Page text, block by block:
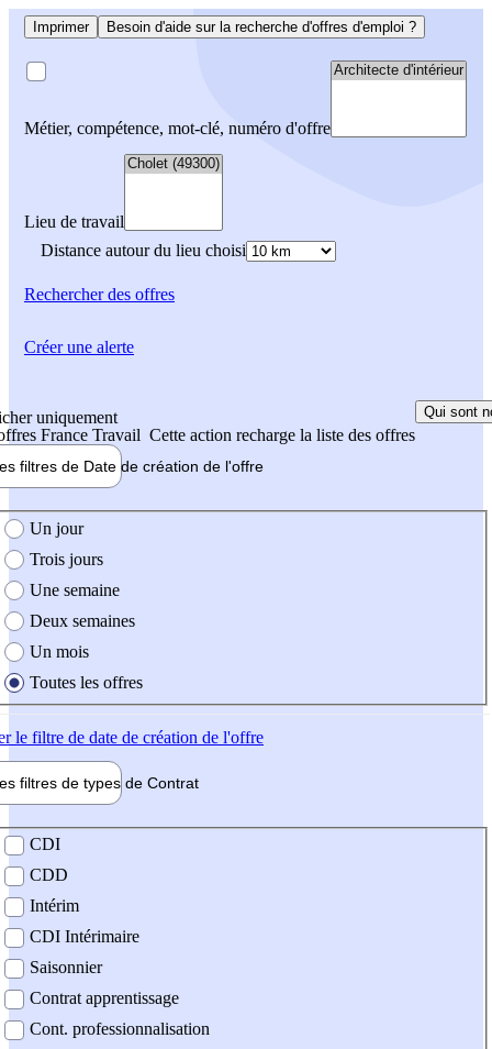
Imprimer Besoin d'aide sur la recherche d'offres d'emploi ?
Métier, compétence, mot-clé, numéro d'offre
Lieu de travail
Distance autour du lieu choisi
Rechercherdes offres
uniquement
France Travail Cette action recharge la liste des offres
Qui sont
filtres de Date de création de l'offre
création de l'offre
Un jour
Trois jours
Une semaine
Deux semaines
Un mois
Toutes les offres
le filtre de date de création de l'offre
filtres de types de Contrat
contrat
CDI
CDD
Intérim
CDI Intérimaire
Saisonnier
Contrat apprentissage
Cont. professionnalisation
Créer une alerte